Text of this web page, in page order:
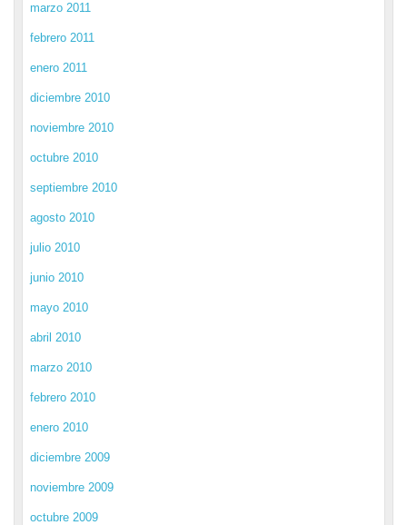
marzo 2011
febrero 2011
enero 2011
diciembre 2010
noviembre 2010
octubre 2010
septiembre 2010
agosto 2010
julio 2010
junio 2010
mayo 2010
abril 2010
marzo 2010
febrero 2010
enero 2010
diciembre 2009
noviembre 2009
octubre 2009